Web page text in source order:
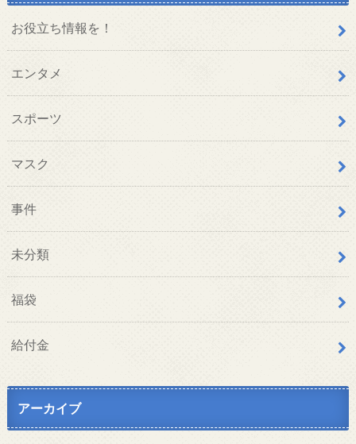
お役立ち情報を！
エンタメ
スポーツ
マスク
事件
未分類
福袋
給付金
アーカイブ